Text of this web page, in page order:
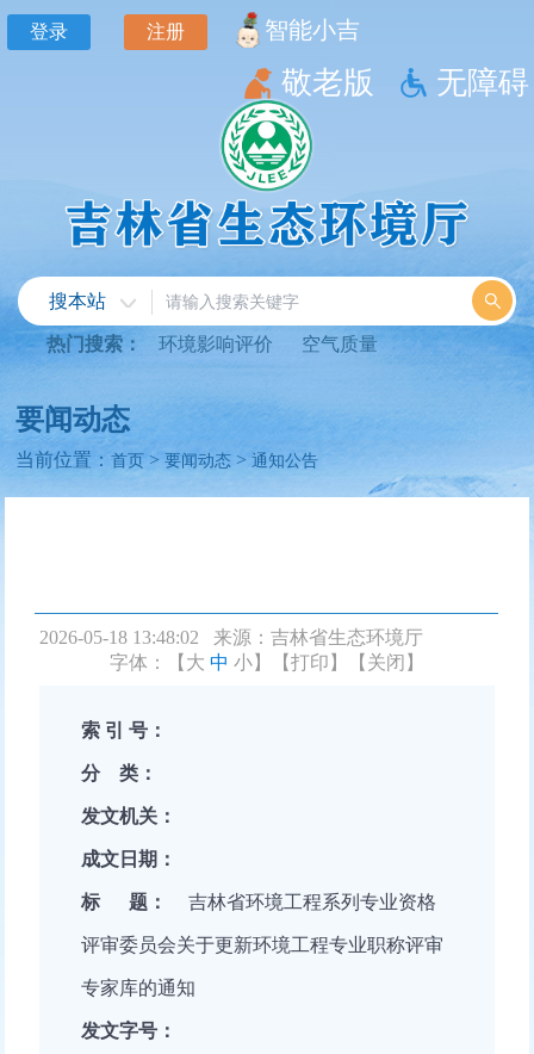
登录 注册 智能小吉
敬老版 无障碍
搜本站
热门搜索： 环境影响评价 空气质量
要闻动态
当前位置：首页>要闻动态 >通知公告
2026-05-18 13:48:02 来源：吉林省生态环境厅
字体：【 大 中 小】 【打印】 【关闭】
索 引 号：
分 类：
发文机关：
成文日期：
标 题： 吉林省环境工程系列专业资格
评审委员会关于更新环境工程专业职称评审
专家库的通知
发文字号：